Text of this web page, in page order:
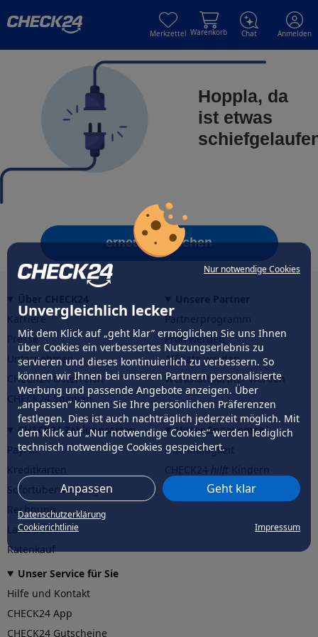
Nur notwendige Cookies
Unvergleichlich lecker
Mit dem Klick auf „geht klar” ermöglichen Sie uns Ihnen
über Cookies ein verbessertes Nutzungserlebnis zu
servieren und dieses kontinuierlich zu verbessern. So
können wir Ihnen bei unseren Partnern personalisierte
Werbung und passende Angebote anzeigen. Über
„anpassen” können Sie Ihre persönlichen Präferenzen
festlegen. Dies ist auch nachträglich jederzeit möglich. Mit
dem Klick auf „Nur notwendige Cookies” werden lediglich
technisch notwendige Cookies gespeichert.
Anpassen Geht klar
Datenschutzerklärung
Cookierichtlinie
Impressum
Merkzettel Warenkorb Chat Anmelden
Hoppla, da
ist etwas
erneut versuchen
Karriere
Presse
Unternehmen
CHECK24 Österreich
CHECK24 Spanien
Partnerprogramm
Profi werden
Affiliate werden
Werkstattpartner werden
CHECK24 Zahlungsarten
PayPal
Sofortüberweisung
Rechnung
Lastschrift
Ratenkauf
Unser Engagement
Nachhaltigkeit
CHECK24hilftder Natur
Unser Service für Sie
Hilfe und Kontakt
CHECK24 App
CHECK24 Gutscheine